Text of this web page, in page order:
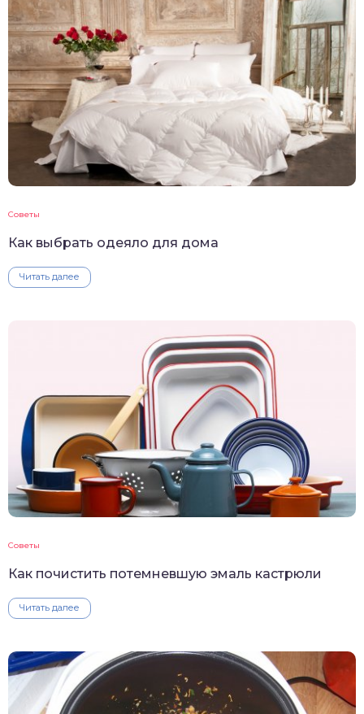
Советы
Как выбрать одеяло для дома
Читать далее
Советы
Как почистить потемневшую эмаль кастрюли
Читать далее